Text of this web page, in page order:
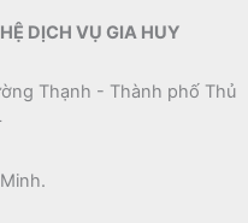
DỊCH VỤ GIA HUY
Thạnh - Thành phố Thủ